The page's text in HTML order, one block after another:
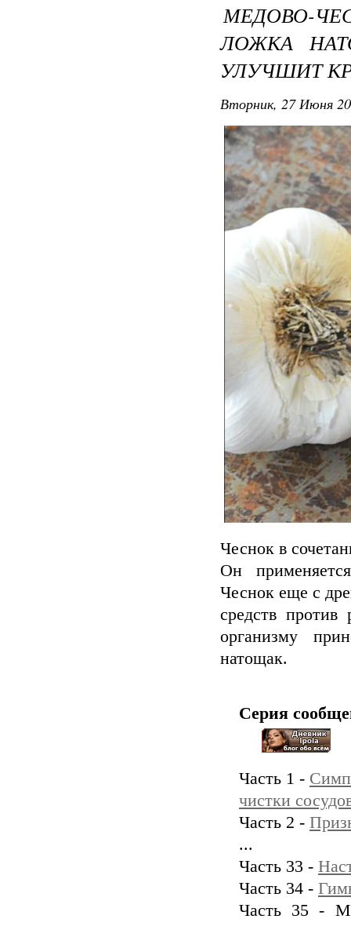
МЕДОВО-
ЛОЖКА
УЛУЧШИТ
Вторник, 27 Июня
Чеснок в
Он
Чеснок еще с
средств против
организму
натощак.
Серия
Часть 1 -
чистки
Часть 2 -
...
Часть 33 -
Часть 34 -
Часть 35 -